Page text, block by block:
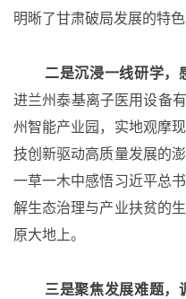
明晰了甘肃破局发展的特色
二是沉浸一线研学，
进兰州泰基离子医用设备
州智能产业园，实地观摩
技创新驱动高质量发展的
一草一木中感悟习近平总
解生态治理与产业扶贫的
原大地上。
三是聚焦发展难题，